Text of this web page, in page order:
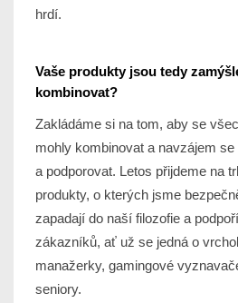
hrdí.
Vaše produkty jsou tedy
kombinovat?
Zakládáme si na tom, aby se
mohly kombinovat a navzájem
a podporovat. Letos přijdeme na
produkty, o kterých jsme
zapadají do naší filozofie a
zákazníků, ať už se jedná o
manažerky, gamingové
seniory.